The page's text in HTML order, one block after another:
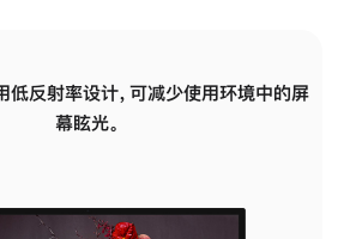
低反射率设计，可减少使用环境中的屏
幕眩光。